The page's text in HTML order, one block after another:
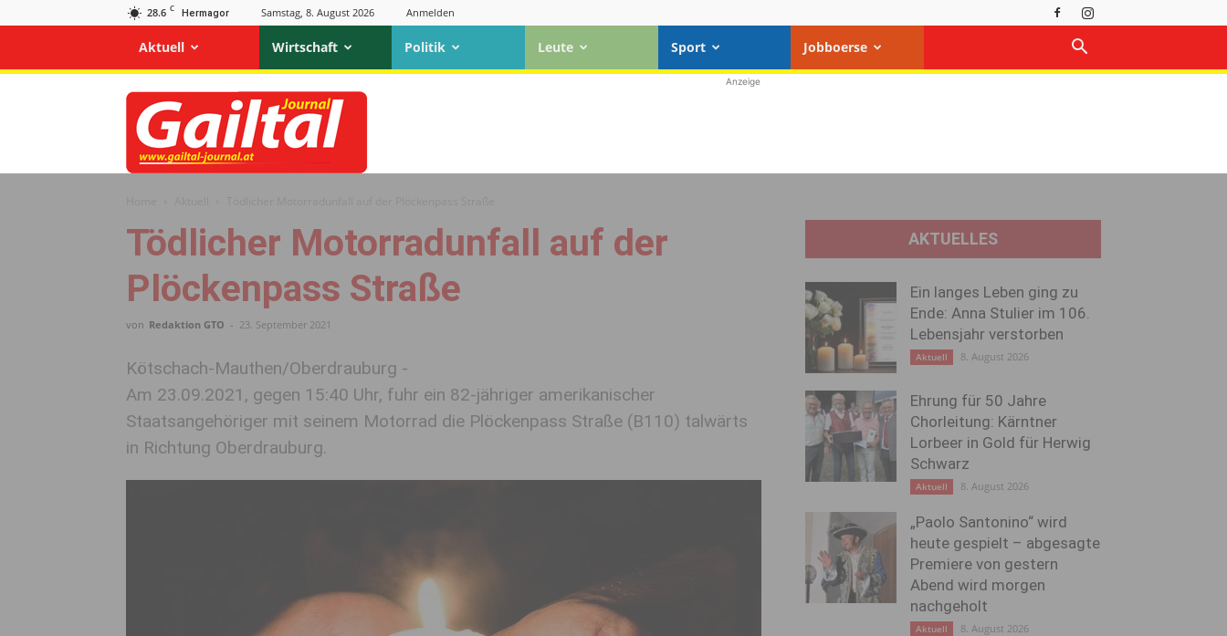
28.6 C Hermagor Samstag, 8. August 2026 Anmelden
Aktuell Wirtschaft Politik Leute Sport Jobboerse
Gailtal
Journal
Anzeige
Tödlicher Motorradunfall auf der
Plöckenpass Straße
von Redaktion GTO - 23. September 2021
Kötschach-Mauthen/Oberdrauburg -
Am 23.09.2021, gegen 15:40 Uhr, fuhr ein 82-jähriger amerikanischer
Staatsangehöriger mit seinem Motorrad die Plöckenpass Straße (B110) talwärts
in Richtung Oberdrauburg.
AKTUELLES
Ein langes Leben ging zu
Ende: Anna Stulier im 106.
Lebensjahr verstorben
Aktuell 8. August 2026
Ehrung für 50 Jahre
Chorleitung: Kärntner
Lorbeer in Gold für Herwig
Schwarz
Aktuell 8. August 2026
„Paolo Santonino“ wird
heute gespielt – abgesagte
Premiere von gestern
Abend wird morgen
nachgeholt
Aktuell 8. August 2026